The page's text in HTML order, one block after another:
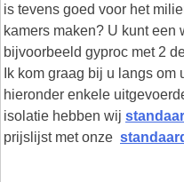
is tevens goed voor het
kamers maken? U kunt een
bijvoorbeeld gyproc met 2
Ik kom graag bij u langs
hieronder enkele
isolatie hebben wij
prijslijst met onze